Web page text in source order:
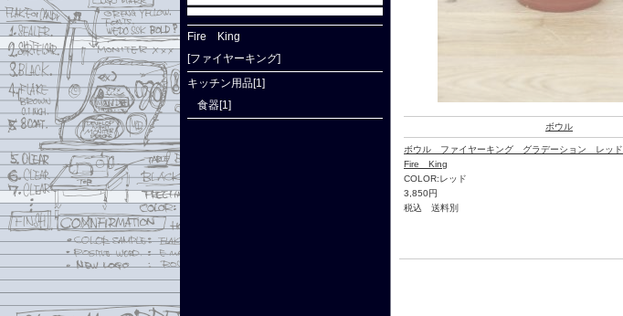
ボウル
ボウル ファイヤーキング グラデーション レッド
Fire King
COLOR:レッド
3,850円
税込 送料別
Fire King
[ファイヤーキング]
キッチン用品[1]
食器[1]